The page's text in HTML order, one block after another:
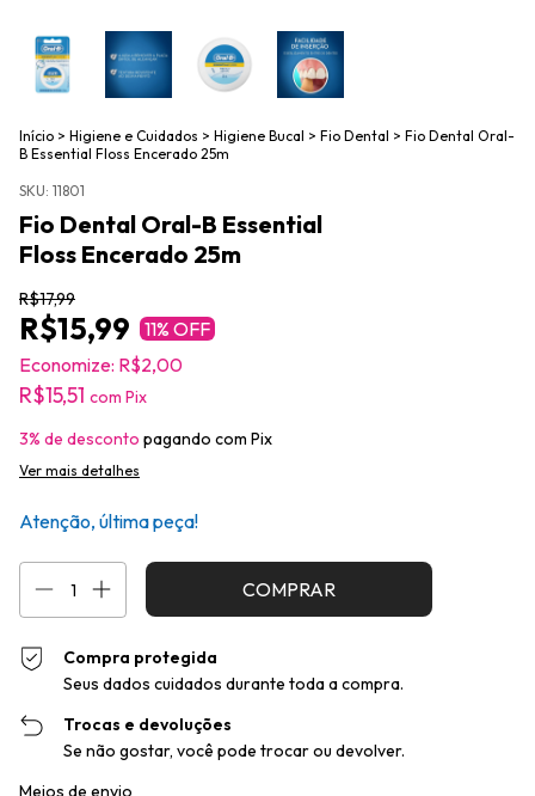
Início > Higiene e Cuidados > Higiene Bucal > Fio Dental > Fio Dental Oral-
B Essential Floss Encerado 25m
SKU: 11801
Fio Dental Oral-B Essential
Floss Encerado 25m
R$17,99
R$15,99 11% OFF
Economize: R$2,00
R$15,51 com Pix
3% de desconto pagando com Pix
Ver mais detalhes
Atenção, última peça!
Compra protegida
Seus dados cuidados durante toda a compra.
Trocas e devoluções
Se não gostar, você pode trocar ou devolver.
Entregas para o CEP:
Meios de envio